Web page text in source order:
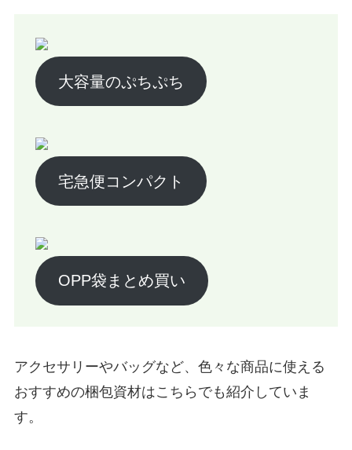
大容量のぷちぷち
宅急便コンパクト
OPP袋まとめ買い
アクセサリーやバッグなど、色々な商品に使える
おすすめの梱包資材はこちらでも紹介していま
す。